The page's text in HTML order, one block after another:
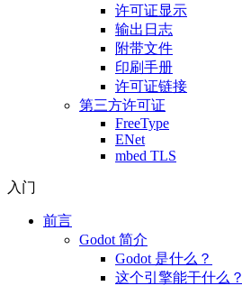
许可证显示
输出日志
附带文件
印刷手册
许可证链接
第三方许可证
FreeType
ENet
mbed TLS
入门
前言
Godot 简介
Godot 是什么？
这个引擎能干什么？